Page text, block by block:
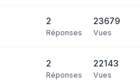
2
Réponses
23679
Vues
2
Réponses
22143
Vues